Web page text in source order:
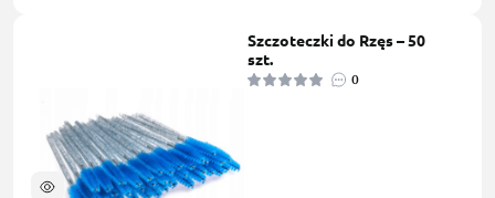
Szczoteczki do Rzęs – 50
szt.
0